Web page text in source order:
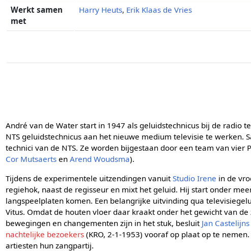
Werkt samen
met
Harry Heuts, Erik Klaas de Vries
André van de Water start in 1947 als geluidstechnicus bij de radio
NTS geluidstechnicus aan het nieuwe medium televisie te werken.
technici van de NTS. Ze worden bijgestaan door een team van vier
Cor Mutsaerts enArend Woudsma).
Tijdens de experimentele uitzendingen vanuitStudio Irene in de
regiehok, naast de regisseur en mixt het geluid. Hij start onder
langspeelplaten komen. Een belangrijke uitvinding qua
Vitus. Omdat de houten vloer daar kraakt onder het gewicht van
bewegingen en changementen zijn in het stuk, besluit Jan Castelijns
nachtelijke bezoekers (KRO, 2-1-1953) vooraf op plaat op te
artiesten hun zangpartij.